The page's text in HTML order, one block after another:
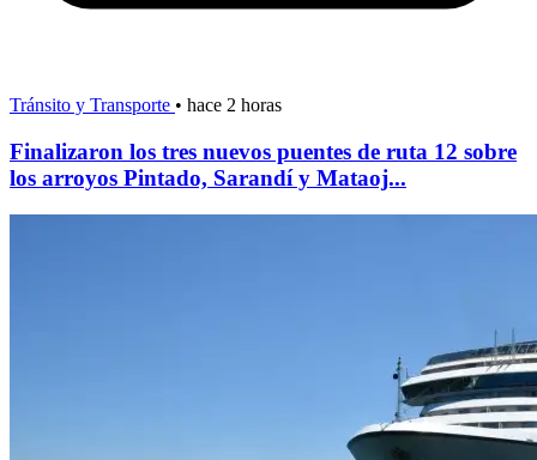
Tránsito y Transporte • hace 2 horas
Finalizaron los tres nuevos puentes de ruta 12 sobre
los arroyos Pintado, Sarandí y Mataoj...